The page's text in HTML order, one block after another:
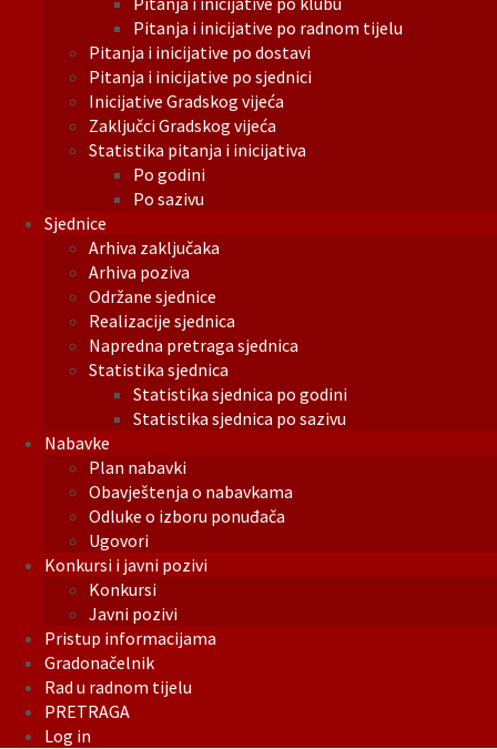
Pitanja i inicijative po radnom tijelu
Pitanja i inicijative po dostavi
Pitanja i inicijative po sjednici
Inicijative Gradskog vijeća
Zaključci Gradskog vijeća
Statistika pitanja i inicijativa
Po godini
Po sazivu
Sjednice
Arhiva zaključaka
Arhiva poziva
Održane sjednice
Realizacije sjednica
Napredna pretraga sjednica
Statistika sjednica
Statistika sjednica po godini
Statistika sjednica po sazivu
Nabavke
Plan nabavki
Obavještenja o nabavkama
Odluke o izboru ponuđača
Ugovori
Konkursi i javni pozivi
Konkursi
Javni pozivi
Pristup informacijama
Gradonačelnik
Rad u radnom tijelu
PRETRAGA
Log in